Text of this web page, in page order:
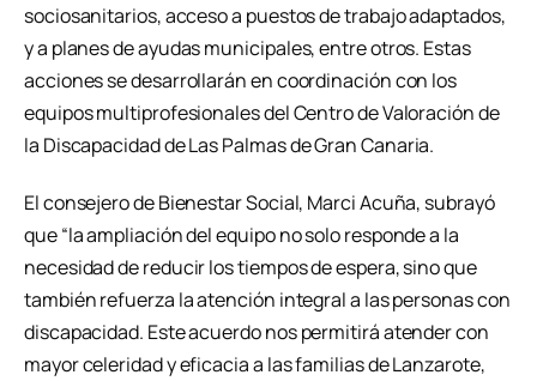
sociosanitarios, acceso a puestos de trabajo adaptados,
y a planes de ayudas municipales, entre otros. Estas
acciones se desarrollarán en coordinación con los
equipos multiprofesionales del Centro de Valoración de
la Discapacidad de Las Palmas de Gran Canaria.
El consejero de Bienestar Social, Marci Acuña, subrayó
que “la ampliación del equipo no solo responde a la
necesidad de reducir los tiempos de espera, sino que
también refuerza la atención integral a las personas con
discapacidad. Este acuerdo nos permitirá atender con
mayor celeridad y eficacia a las familias de Lanzarote,